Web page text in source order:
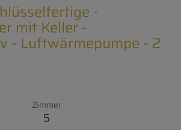
-
mit Keller -
- Luftwärmepumpe - 2
Zimmer
5